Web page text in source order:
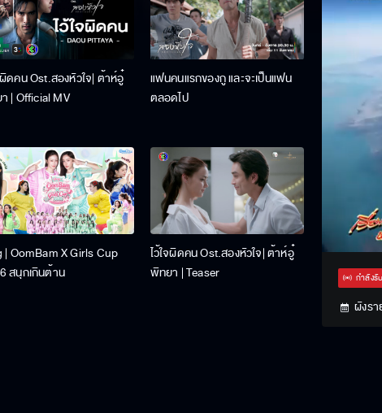
ผิดคน Ost.สองหัวใจ| ต้าห์อู๋
| Official MV
แฟนคนแรกของกู และจะเป็นแฟน
ตลอดไป
| OomBam X Girls Cup
สนุกเกินต้าน
ไว้ใจผิดคน Ost.สองหัวใจ| ต้าห์อู๋
พิทยา | Teaser
กำลังรั
ผังร